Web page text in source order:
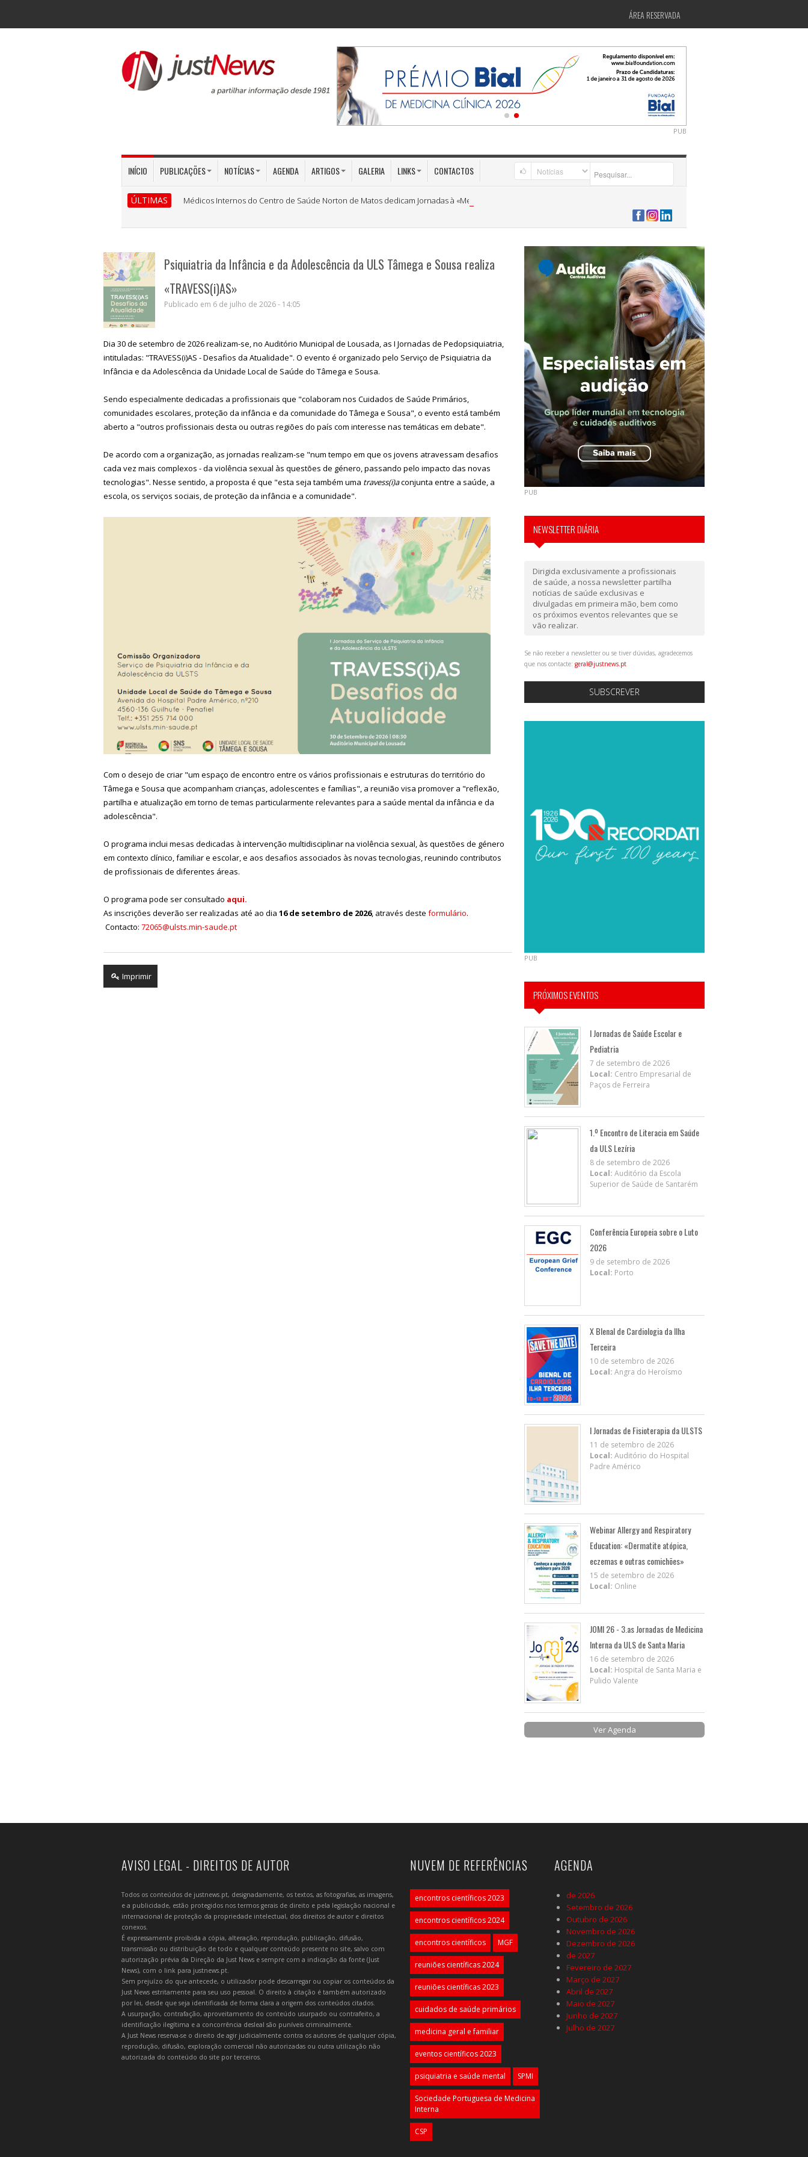
ÁREA RESERVADA
PUB
INÍCIO PUBLICAÇÕES NOTÍCIAS AGENDA ARTIGOS GALERIA LINKS CONTACTOS
ÚLTIMAS Médicos Internos do Centro de Saúde Norton de Matos dedicam Jornadas à «Medicina Preventiva»
Psiquiatria da Infância e da Adolescência da ULS Tâmega e Sousa realiza
«TRAVESS(i)AS»
Publicado em 6 de julho de 2026 - 14:05
Dia 30 de setembro de 2026 realizam-se, no Auditório Municipal de Lousada, as I Jornadas de Pedopsiquiatria,
intituladas: "TRAVESS(i)AS - Desafios da Atualidade". O evento é organizado pelo Serviço de Psiquiatria da
Infância e da Adolescência da Unidade Local de Saúde do Tâmega e Sousa.
Sendo especialmente dedicadas a profissionais que "colaboram nos Cuidados de Saúde Primários,
comunidades escolares, proteção da infância e da comunidade do Tâmega e Sousa", o evento está também
aberto a "outros profissionais desta ou outras regiões do país com interesse nas temáticas em debate".
De acordo com a organização, as jornadas realizam-se "num tempo em que os jovens atravessam desafios
cada vez mais complexos - da violência sexual às questões de género, passando pelo impacto das novas
tecnologias". Nesse sentido, a proposta é que "esta seja também uma travess(i)aconjunta entre a saúde, a
escola, os serviços sociais, de proteção da infância e a comunidade".
Com o desejo de criar "um espaço de encontro entre os vários profissionais e estruturas do território do
Tâmega e Sousa que acompanham crianças, adolescentes e famílias", a reunião visa promover a "reflexão,
partilha e atualização em torno de temas particularmente relevantes para a saúde mental da infância e da
adolescência".
O programa inclui mesas dedicadas à intervenção multidisciplinar na violência sexual, às questões de género
em contexto clínico, familiar e escolar, e aos desafios associados às novas tecnologias, reunindo contributos
de profissionais de diferentes áreas.
O programa pode ser consultado aqui.
As inscrições deverão ser realizadas até ao dia 16 de setembro de 2026, através deste formulário.
Contacto: 72065@ulsts.min-saude.pt
Imprimir
PUB
NEWSLETTER DIÁRIA
Dirigida exclusivamente a profissionais
de saúde, a nossa newsletter partilha
notícias de saúde exclusivas e
divulgadas em primeira mão, bem como
os próximos eventos relevantes que se
vão realizar.
Se não receber a newsletter ou se tiver dúvidas, agradecemos
que nos contacte: geral@justnews.pt
SUBSCREVER
PUB
PRÓXIMOS EVENTOS
I Jornadas de Saúde Escolar e
Pediatria
7 de setembro de 2026
Local: Centro Empresarial de
Paços de Ferreira
1.º Encontro de Literacia em Saúde
da ULS Lezíria
8 de setembro de 2026
Local: Auditório da Escola
Superior de Saúde de Santarém
Conferência Europeia sobre o Luto
2026
9 de setembro de 2026
Local: Porto
X BIenal de Cardiologia da Ilha
Terceira
10 de setembro de 2026
Local: Angra do Heroísmo
I Jornadas de Fisioterapia da ULSTS
11 de setembro de 2026
Local: Auditório do Hospital
Padre Américo
Webinar Allergy and Respiratory
Education: «Dermatite atópica,
eczemas e outras comichões»
15 de setembro de 2026
Local: Online
JOMI 26 - 3.as Jornadas de Medicina
Interna da ULS de Santa Maria
16 de setembro de 2026
Local: Hospital de Santa Maria e
Pulido Valente
Ver Agenda
AVISO LEGAL - DIREITOS DE AUTOR
Todos os conteúdos de justnews.pt, designadamente, os textos, as fotografias, as imagens,
e a publicidade, estão protegidos nos termos gerais de direito e pela legislação nacional e
internacional de proteção da propriedade intelectual, dos direitos de autor e direitos
conexos.
É expressamente proibida a cópia, alteração, reprodução, publicação, difusão,
transmissão ou distribuição de todo e qualquer conteúdo presente no site, salvo com
autorização prévia da Direção da Just News e sempre com a indicação da fonte (Just
News), com o link para justnews.pt.
Sem prejuízo do que antecede, o utilizador pode descarregar ou copiar os conteúdos da
Just News estritamente para seu uso pessoal. O direito à citação é também autorizado
por lei, desde que seja identificada de forma clara a origem dos conteúdos citados.
A usurpação, contrafação, aproveitamento do conteúdo usurpado ou contrafeito, a
identificação ilegítima e a concorrência desleal são puníveis criminalmente.
A Just News reserva-se o direito de agir judicialmente contra os autores de qualquer cópia,
reprodução, difusão, exploração comercial não autorizadas ou outra utilização não
autorizada do conteúdo do site por terceiros.
NUVEM DE REFERÊNCIAS
encontros científicos 2023
encontros científicos 2024
encontros científicos MGF
reuniões científicas 2024
reuniões científicas 2023
cuidados de saúde primários
medicina geral e familiar
eventos científicos 2023
psiquiatria e saúde mental SPMI
Sociedade Portuguesa de Medicina
Interna
CSP
AGENDA
de 2026
Setembro de 2026
Outubro de 2026
Novembro de 2026
Dezembro de 2026
de 2027
Fevereiro de 2027
Março de 2027
Abril de 2027
Maio de 2027
Junho de 2027
Julho de 2027